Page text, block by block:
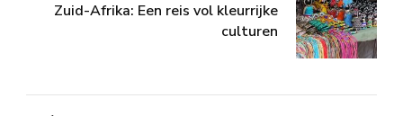
Zuid-Afrika: Een reis vol kleurrijke
culturen